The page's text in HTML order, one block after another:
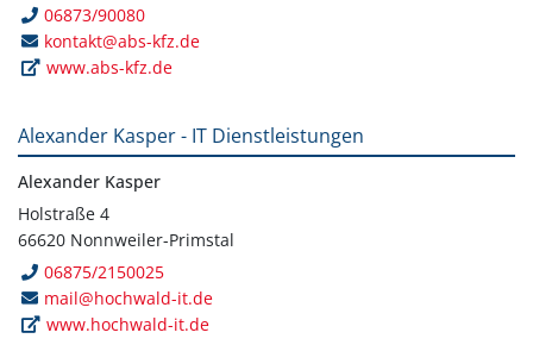
06873/90080
kontakt@abs-kfz.de
www.abs-kfz.de
Alexander Kasper - IT Dienstleistungen
Alexander Kasper
Holstraße 4
66620 Nonnweiler-Primstal
06875/2150025
mail@hochwald-it.de
www.hochwald-it.de